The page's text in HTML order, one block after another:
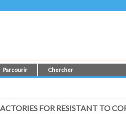
Parcourir Chercher
FOR RESISTANT TO